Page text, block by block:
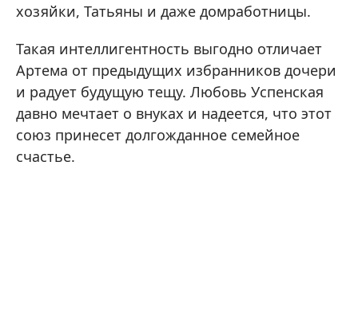
хозяйки, Татьяны и даже домработницы.
Такая интеллигентность выгодно отличает
Артема от предыдущих избранников дочери
и радует будущую тещу. Любовь Успенская
давно мечтает о внуках и надеется, что этот
союз принесет долгожданное семейное
счастье.